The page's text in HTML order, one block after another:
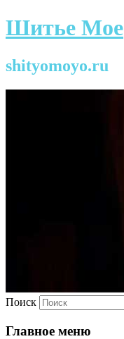
Шитье Мое
shityomoyo.ru
Поиск
Главное меню